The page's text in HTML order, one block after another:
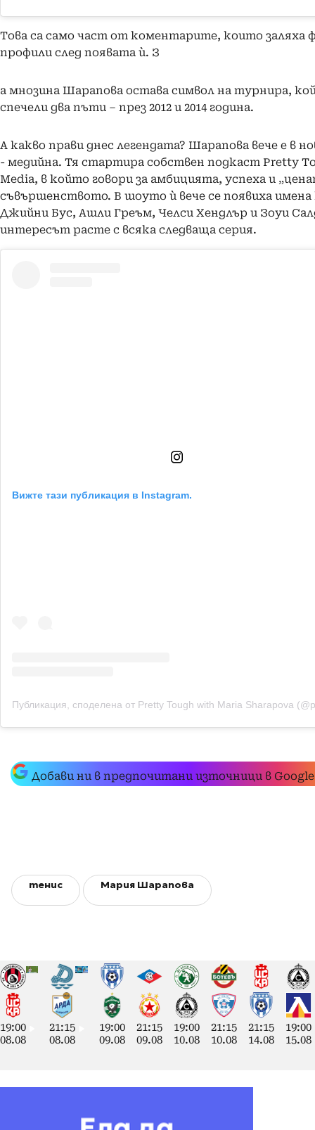
Това са само част от коментарите, които заляха
профили след появата ѝ. З
а мнозина Шарапова остава символ на турнира,
спечели два пъти – през 2012 и 2014 година.
А какво прави днес легендата? Шарапова вече е в
- медийна. Тя стартира собствен подкаст Pretty
Media, в който говори за амбицията, успеха и
съвършенството. В шоуто ѝ вече се появиха
Джийни Бус, Ашли Греъм, Челси Хендлър и Зоуи
интересът расте с всяка следваща серия.
Вижте тази публикация в Instagram.
Публикация, споделена от Pretty Tough with Maria Sharapova
Добави ни в предпочитани източници в Google
тенис Мария Шарапова
19:00
08.08
21:15
08.08
19:00
09.08
21:15
09.08
19:00
10.08
21:15
10.08
21:15
14.08
19:00
15.08